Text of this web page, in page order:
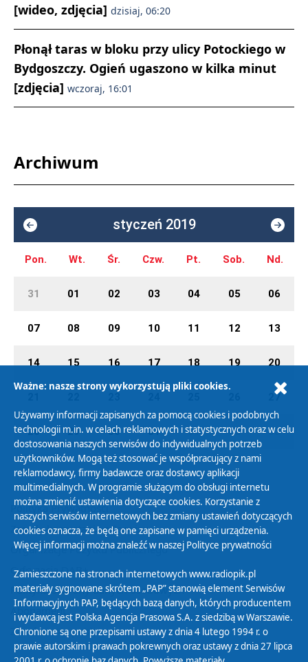
[wideo, zdjęcia] dzisiaj, 06:20
Płonął taras w bloku przy ulicy Potockiego w
Bydgoszczy. Ogień ugaszono w kilka minut
[zdjęcia] wczoraj, 16:01
Archiwum
styczeń 2019
Pon. Wt. Śr. Czw. Pt. Sob. Nd.
31 01 02 03 04 05 06
07 08 09 10 11 12 13
14 15 16 17 18 19 20
27
28 29 30 31 01 02 03
Polityka Prywatności
Zasady korzystania z Serwisu
Organizacje Pożytku Publicznego
Cyfryzacja DAB+
Polityka ochrony danych osobowych
Abonament
Zamówienia publiczne
Ważne: nasze strony wykorzystują pliki cookies.
Używamy informacji zapisanych za pomocą cookies i podobnych
technologii m.in. w celach reklamowych i statystycznych oraz w celu
dostosowania naszych serwisów do indywidualnych potrzeb
użytkowników. Mogą też stosować je współpracujący z nami
reklamodawcy, firmy badawcze oraz dostawcy aplikacji
multimedialnych. W programie służącym do obsługi internetu
można zmienić ustawienia dotyczące cookies. Korzystanie z
naszych serwisów internetowych bez zmiany ustawień dotyczących
cookies oznacza, że będą one zapisane w pamięci urządzenia.
Więcej informacji można znaleźć w naszej Polityce prywatności
Zamieszczone na stronach internetowych www.radiopik.pl
materiały sygnowane skrótem „PAP” stanowią element Serwisów
Informacyjnych PAP, będących bazą danych, których producentem
i wydawcą jest Polska Agencja Prasowa S.A. z siedzibą w Warszawie.
Chronione są one przepisami ustawy z dnia 4 lutego 1994 r. o
prawie autorskim i prawach pokrewnych oraz ustawy z dnia 27 lipca